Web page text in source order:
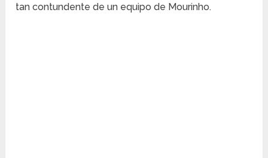
tan contundente de un equipo de Mourinho.